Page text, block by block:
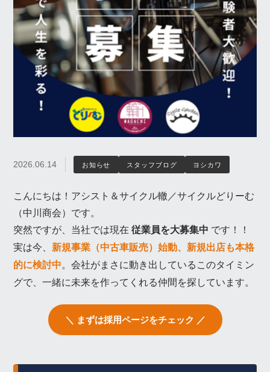
2026.06.14 お知らせ スタッフブログ ヨシカワ
こんにちは！アシスト＆サイクル轍／サイクルどりーむ
（中川商会）です。
突然ですが、当社では現在従業員を大募集中 です！！
実は今、新規事業（中古車販売）始動、新規出店も本格
的に検討中。会社がまさに動き出しているこのタイミン
グで、一緒に未来を作ってくれる仲間を探しています。
＼ まずは採用ページをチェック ／